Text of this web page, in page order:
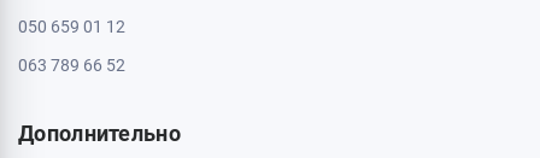
050 659 01 12
063 789 66 52
Дополнительно